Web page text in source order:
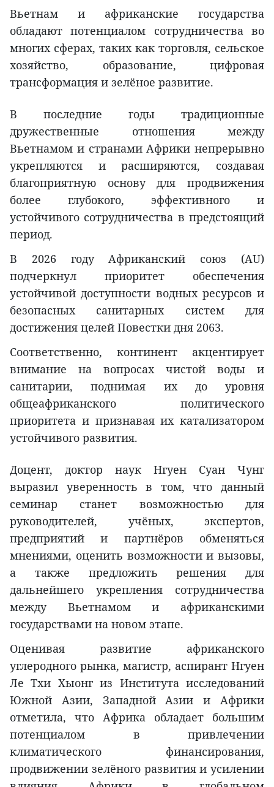
Вьетнам и африканские государства
обладают потенциалом сотрудничества во
многих сферах, таких как торговля, сельское
хозяйство, образование, цифровая
трансформация и зелёное развитие.
В последние годы традиционные
дружественные отношения между
Вьетнамом и странами Африки непрерывно
укрепляются и расширяются, создавая
благоприятную основу для продвижения
более глубокого, эффективного и
устойчивого сотрудничества в предстоящий
период.
В 2026 году Африканский союз (AU)
подчеркнул приоритет обеспечения
устойчивой доступности водных ресурсов и
безопасных санитарных систем для
достижения целей Повестки дня 2063.
Соответственно, континент акцентирует
внимание на вопросах чистой воды и
санитарии, поднимая их до уровня
общеафриканского политического
приоритета и признавая их катализатором
устойчивого развития.
Доцент, доктор наук Нгуен Суан Чунг
выразил уверенность в том, что данный
семинар станет возможностью для
руководителей, учёных, экспертов,
предприятий и партнёров обменяться
мнениями, оценить возможности и вызовы,
а также предложить решения для
дальнейшего укрепления сотрудничества
между Вьетнамом и африканскими
государствами на новом этапе.
Оценивая развитие африканского
углеродного рынка, магистр, аспирант Нгуен
Ле Тхи Хыонг из Института исследований
Южной Азии, Западной Азии и Африки
отметила, что Африка обладает большим
потенциалом в привлечении
климатического финансирования,
продвижении зелёного развития и усилении